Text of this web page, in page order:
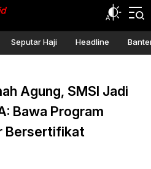
Seputar Haji Headline
Agung, SMSI Jadi
Bawa Program
Bersertifikat